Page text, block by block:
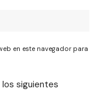
en este navegador para
siguientes